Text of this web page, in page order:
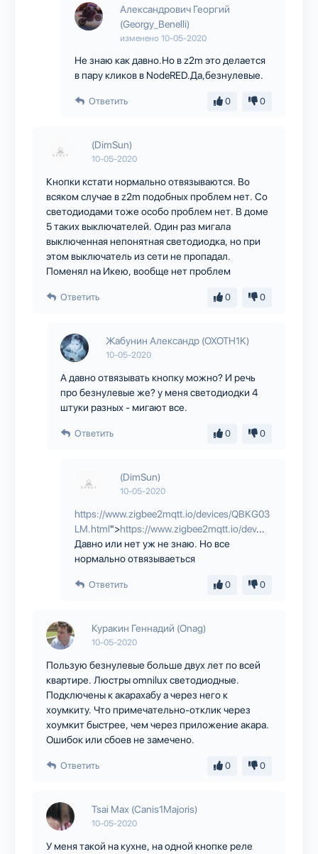
Александрович Георгий
(Georgy_Benelli)
изменено 10-05-2020
Не знаю как давно.Но в z2m это делается
в пару кликов в NodeRED.Да,безнулевые.
Ответить 0 0
(DimSun)
10-05-2020
Кнопки кстати нормально отвязываются. Во
всяком случае в z2m подобных проблем нет. Со
светодиодами тоже особо проблем нет. В доме
5 таких выключателей. Один раз мигала
выключенная непонятная светодиодка, но при
этом выключатель из сети не пропадал.
Поменял на Икею, вообще нет проблем
Ответить 0 0
Жабунин Александр (OXOTH1K)
10-05-2020
А давно отвязывать кнопку можно? И речь
про безнулевые же? у меня светодиодки 4
штуки разных - мигают все.
Ответить 0 0
(DimSun)
10-05-2020
https://www.zigbee2mqtt.io/devices/QBKG03
LM.html">https://www.zigbee2mqtt.io/dev...
Давно или нет уж не знаю. Но все
нормально отвязываеться
Ответить 0 0
Куракин Геннадий (Onag)
10-05-2020
Пользую безнулевые больше двух лет по всей
квартире. Люстры omnilux светодиодные.
Подключены к акарахабу а через него к
хоумкиту. Что примечательно-отклик через
хоумкит быстрее, чем через приложение акара.
Ошибок или сбоев не замечено.
Ответить 0 0
Tsai Max (Canis1Majoris)
10-05-2020
У меня такой на кухне, на одной кнопке реле